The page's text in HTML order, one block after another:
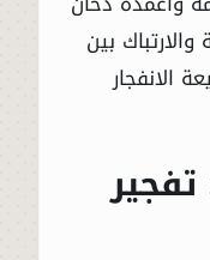
بين
الانفجار